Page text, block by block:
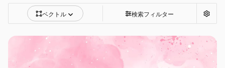
ベクトル 検索フィルター